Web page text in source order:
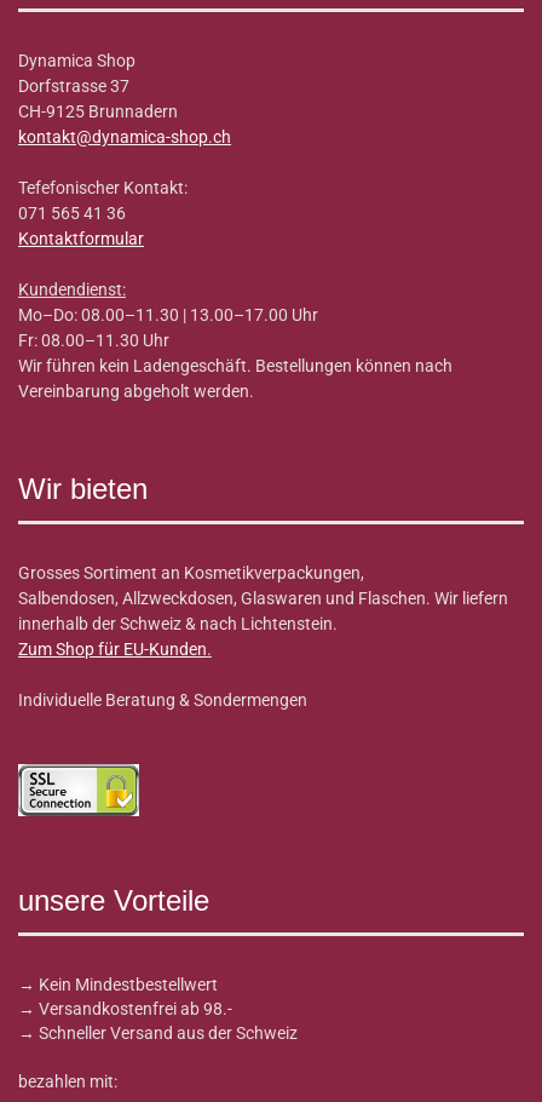
Dynamica Shop
Dorfstrasse 37
CH-9125 Brunnadern
kontakt@dynamica-shop.ch
Tefefonischer Kontakt:
071 565 41 36
Kontaktformular
Kundendienst:
Mo–Do: 08.00–11.30 | 13.00–17.00 Uhr
Fr: 08.00–11.30 Uhr
Wir führen kein Ladengeschäft. Bestellungen können nach
Vereinbarung abgeholt werden.
Wir bieten
Grosses Sortiment an Kosmetikverpackungen,
Salbendosen, Allzweckdosen, Glaswaren und Flaschen. Wir liefern
innerhalb der Schweiz & nach Lichtenstein.
Zum Shop für EU-Kunden.
Individuelle Beratung & Sondermengen
unsere Vorteile
→ Kein Mindestbestellwert
→ Versandkostenfrei ab 98.-
→ Schneller Versand aus der Schweiz
bezahlen mit: